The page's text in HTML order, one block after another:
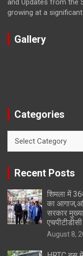
growing at a
Gallery
Categories
Recent Posts
शिमला में
का
सरकार
August 8,